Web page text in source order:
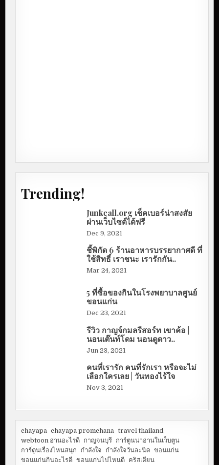
Trending!
Junkcall.org เช็คเบอร์น่าสงสัย
ผ่านเว็บไซต์ได้ฟรี
Dec 9, 2021
ชี้พิกัด 6 ร้านอาหารบรรยากาศดี ที่
ใช้สิทธิ์ เราชนะ เรารักกัน..
Mar 24, 2021
5 ที่ซื้อของกินในโรงพยาบาลศูนย์
ขอนแก่น
Dec 23, 2021
รีวิว กาญจ์กมลรีสอร์ท เขาค้อ |
นอนเต๊นท์โดม นอนดูดาว..
Jun 23, 2021
คนที่เรารัก คนที่รักเรา หรือจะไม่
เลือกใครเลย | วันทองไร้ใจ
Nov 3, 2021
chayapa chayapa promchana
travel thailand
webtoon อ่านอะไรดี กาญจนบุรี การ์ตูนน่าอ่านในเว็บตูน
การ์ตูนเรื่องไหนสนุก
กำลังใจ กำลังใจวันละนิด ขอนแก่น
ขอนแก่นกินอะไรดี ขอนแก่นไปไหนดี คริสเตียน